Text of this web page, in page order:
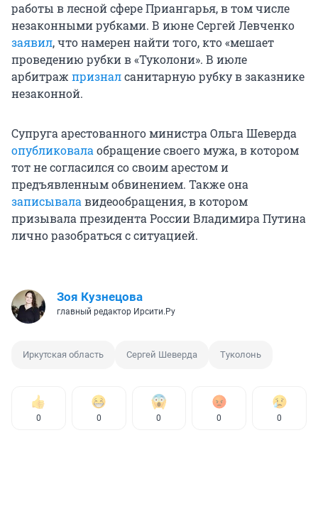
работы в лесной сфере Приангарья, в том числе
незаконными рубками. В июне Сергей Левченко
заявил, что намерен найти того, кто «мешает
проведению рубки в «Туколони». В июле
арбитраж призналсанитарную рубку в заказнике
незаконной.
Супруга арестованного министра Ольга Шеверда
опубликовала обращение своего мужа, в котором
тот не согласился со своим арестом и
предъявленным обвинением. Также она
записывала видеообращения, в котором
призывала президента России Владимира Путина
лично разобраться с ситуацией.
Зоя Кузнецова
главный редактор Ирсити.Ру
Иркутская область Сергей Шеверда Туколонь
0 0 0 0 0